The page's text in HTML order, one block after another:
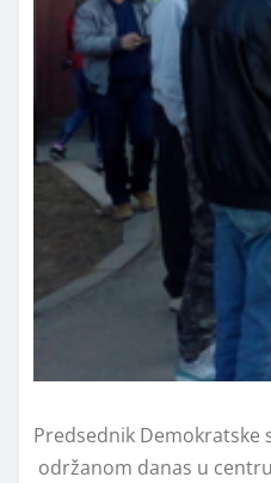
Predsednik Demokratske
održanom danas u